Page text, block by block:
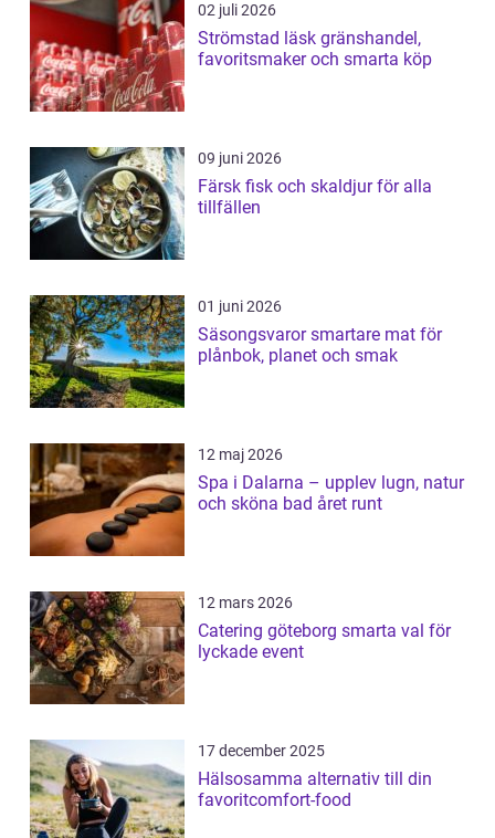
02 juli 2026
Strömstad läsk gränshandel,
favoritsmaker och smarta köp
09 juni 2026
Färsk fisk och skaldjur för alla
tillfällen
01 juni 2026
Säsongsvaror smartare mat för
plånbok, planet och smak
12 maj 2026
Spa i Dalarna – upplev lugn, natur
och sköna bad året runt
12 mars 2026
Catering göteborg smarta val för
lyckade event
17 december 2025
Hälsosamma alternativ till din
favoritcomfort-food